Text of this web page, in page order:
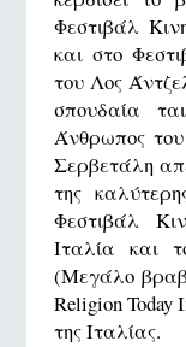
Φεστιβάλ
και στο
του Λος
σπουδαία
Άνθρωπος
Σερβετάλη
της
Φεστιβάλ
Ιταλία και
(Μεγάλο
Religion Today
της Ιταλίας.